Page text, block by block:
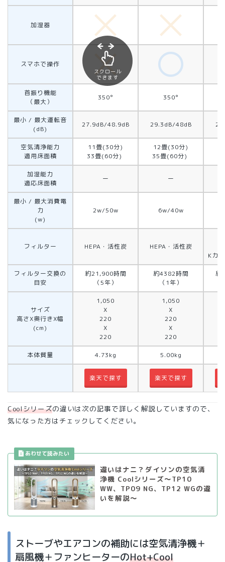
加湿器
スマホで操作
首振り機能
（最大）
350° 350°
最小 / 最大運転音
(dB)
27.9dB/48.9dB 29.3dB/48dB
空気清浄能力
適用床面積
11畳(30分)
33畳(60分)
12畳(30分)
35畳(60分)
加湿能力
適応床面積
ー ー
最小 / 最大消費電
力
(w)
2w/50w 6w/40w
フィルター HEPA・活性炭
HEPA・活性炭
Kカ
フィルター交換の
目安
約21,900時間
（5年）
約4382時間
（1年）
約
サイズ
高さX奥行きX幅
(cm)
1,050
X
220
X
220
1,050
X
220
X
220
本体質量 4.73kg 5.00kg
楽天で探す 楽天で探す
スクロール
できます
Coolシリーズの違いは次の記事で詳しく解説していますので、
気になった方はチェックしてください。
違いはナニ？ダイソンの空気清
浄機 Coolシリーズ〜TP10
WW、TP09 NG、TP12 WGの違
いを解説〜
ストーブやエアコンの補助には空気清浄機＋
扇風機＋ファンヒーターのHot+Cool